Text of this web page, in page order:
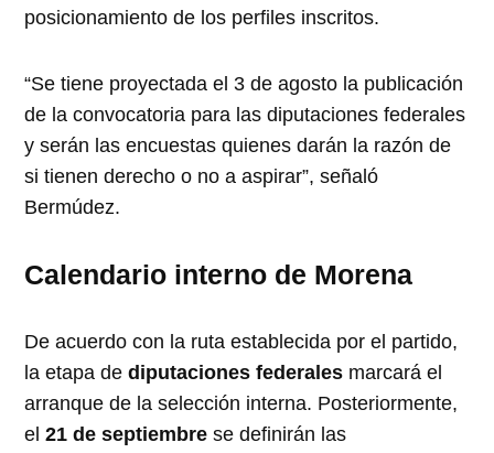
posicionamiento de los perfiles inscritos.
“Se tiene proyectada el 3 de agosto la publicación
de la convocatoria para las diputaciones federales
y serán las encuestas quienes darán la razón de
si tienen derecho o no a aspirar”, señaló
Bermúdez.
Calendario interno de Morena
De acuerdo con la ruta establecida por el partido,
la etapa dediputaciones federales marcará el
arranque de la selección interna. Posteriormente,
el21 de septiembre se definirán las